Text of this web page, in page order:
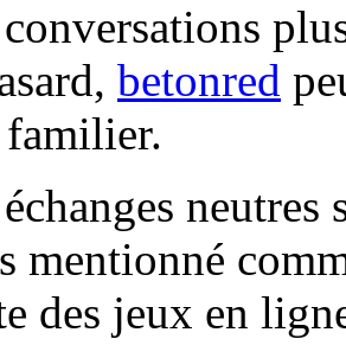
betonred
familier.
mentionné
des jeux en